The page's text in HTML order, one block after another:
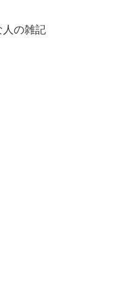
人の雑記